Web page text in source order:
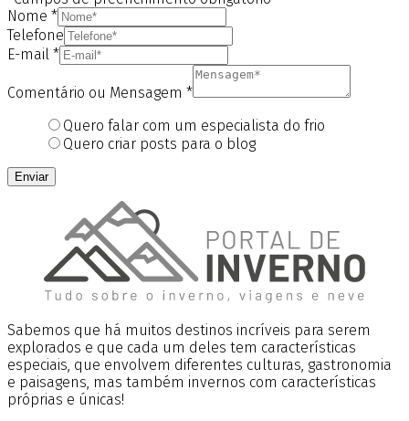
Nome *
Telefone
E-mail *
Comentário ou Mensagem *
Quero falar com um especialista do frio
Quero criar posts para o blog
Enviar
Sabemos que há muitos destinos incríveis para serem
explorados e que cada um deles tem características
especiais, que envolvem diferentes culturas, gastronomia
e paisagens, mas também invernos com características
próprias e únicas!